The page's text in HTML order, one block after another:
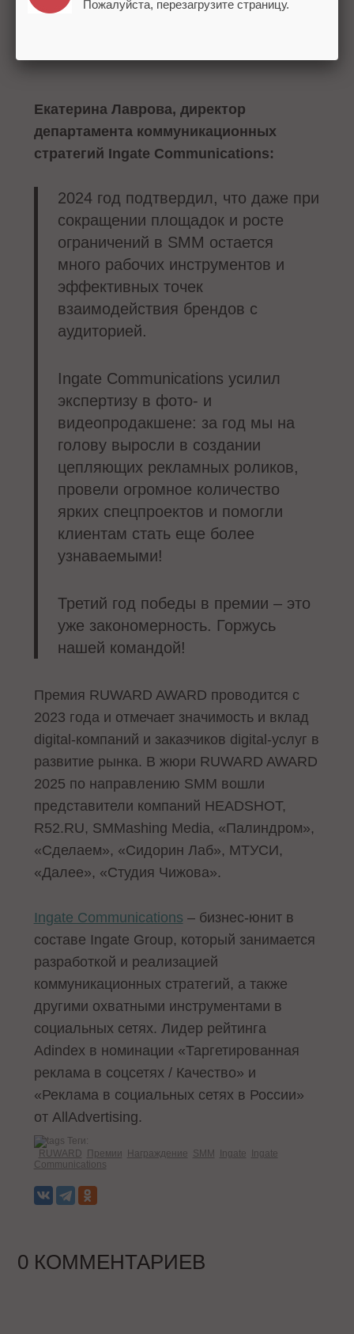
Екатерина Лаврова, директор
департамента коммуникационных
стратегий Ingate Communications:
2024 год подтвердил, что даже при
сокращении площадок и росте
ограничений в SMM остается
много рабочих инструментов и
эффективных точек
взаимодействия брендов с
аудиторией.
Ingate Communications усилил
экспертизу в фото- и
видеопродакшене: за год мы на
голову выросли в создании
цепляющих рекламных роликов,
провели огромное количество
ярких спецпроектов и помогли
клиентам стать еще более
узнаваемыми!
Третий год победы в премии – это
уже закономерность. Горжусь
нашей командой!
Премия RUWARD AWARD проводится с
2023 года и отмечает значимость и вклад
digital-компаний и заказчиков digital-услуг в
развитие рынка. В жюри RUWARD AWARD
2025 по направлению SMM вошли
представители компаний HEADSHOT,
R52.RU, SMMashing Media, «Палиндром»,
«Сделаем», «Сидорин Лаб», МТУСИ,
«Далее», «Студия Чижова».
Ingate Communications – бизнес-юнит в
составе Ingate Group, который занимается
разработкой и реализацией
коммуникационных стратегий, а также
другими охватными инструментами в
социальных сетях. Лидер рейтинга
Adindex в номинации «Таргетированная
реклама в соцсетях / Качество» и
«Реклама в социальных сетях в России»
от AllAdvertising.
Теги:
RUWARD
Премии Награждение SMM Ingate
Ingate
Communications
0 КОММЕНТАРИЕВ
Пожалуйста, перезагрузите страницу.